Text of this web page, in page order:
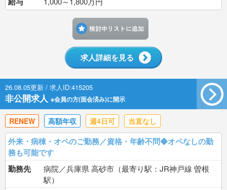
求人詳細を見る
26.08.05更新 / 求人ID:415205
非公開求人 ※会員の方(面会済み)に開示
RENEW 高額年収 週4日可 当直なし
外来・病棟・オペのご勤務／資格・年齢不問◆オペなしの勤
務も可能です
勤務先
病院／兵庫県 高砂市（最寄り駅：JR神戸線 曽根
駅）